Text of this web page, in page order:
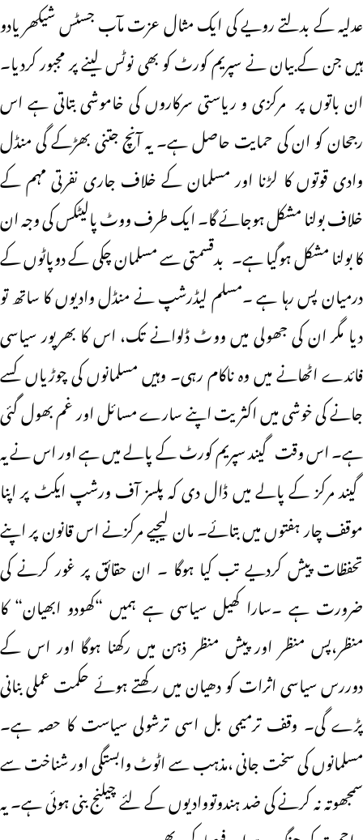
عدلیہ کے بدلتے رویے کی ایک مثال عزت مآب جسٹس شیکھر یادو
ہیں جن کے بیان نے سپریم کورٹ کو بھی نوٹس لینے پر مجبور کردیا۔
ان باتوں پر مرکزی و ریاستی سرکاروں کی خاموشی بتاتی ہے اس
رجحان کو ان کی حمایت حاصل ہے۔ یہ آنچ جتنی بھڑکے گی منڈل
وادی قوتوں کا لڑنا اور مسلمان کے خلاف جاری نفرتی مہم کے
خلاف بولنا مشکل ہوجائے گا۔ ایک طرف ووٹ پالیٹکس کی وجہ ان
کا بولنا مشکل ہوگیا ہے۔ بدقسمتی سے مسلمان چکی کے دوپاٹوں کے
درمیان پس رہا ہے ۔مسلم لیڈرشپ نے منڈل وادیوں کا ساتھ تو
دیا مگر ان کی جھولی میں ووٹ ڈلوانے تک، اس کا بھرپور سیاسی
فائدے اٹھانے میں وہ ناکام رہی۔ وہیں مسلمانوں کی چوڑیاں کسے
جانے کی خوشی میں اکثریت اپنے سارے مسائل اور غم بھول گئی
ہے۔ اس وقت گیند سپریم کورٹ کے پالے میں ہے اور اس نے یہ
گیند مرکز کے پالے میں ڈال دی کہ پلسز آف ورشپ ایکٹ پر اپنا
موقف چار ہفتوں میں بتائے۔ مان لیجیے مرکزنے اس قانون پر اپنے
تحفظات پیش کردیے تب کیا ہوگا ۔ ان حقائق پر غور کرنے کی
ضرورت ہے ۔سارا کھیل سیاسی ہے ہمیں “کھودو ابھیان“ کا
منظر،پس منظر اور پیش منظر ذہن میں رکھنا ہوگا اور اس کے
دوررس سیاسی اثرات کو دھیان میں رکھتے ہوئے حکمت عملی بنانی
پڑے گی۔ وقف ترمیمی بل اسی ترشولی سیاست کا حصہ ہے۔
مسلمانوں کی سخت جانی ،مذہب سے اٹوٹ وابستگی اور شناخت سے
سمجھوتہ نہ کرنے کی ضد ہندوتووادیوں کے لئے چیلنج بنی ہوئی ہے۔ یہ